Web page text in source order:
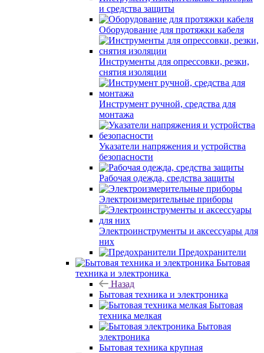
и средства защиты
Оборудование для протяжки кабеля
Инструменты для опрессовки, резки,
снятия изоляции
Инструмент ручной, средства для
монтажа
Указатели напряжения и устройства
безопасности
Рабочая одежда, средства защиты
Электроизмерительные приборы
Электроинструменты и аксессуары для
них
Предохранители
Бытовая
техника и электроника
Назад
Бытовая техника и электроника
Бытовая
техника мелкая
Бытовая
электроника
Бытовая техника крупная